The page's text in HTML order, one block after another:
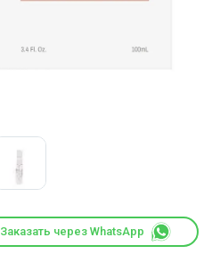
Заказать через WhatsApp